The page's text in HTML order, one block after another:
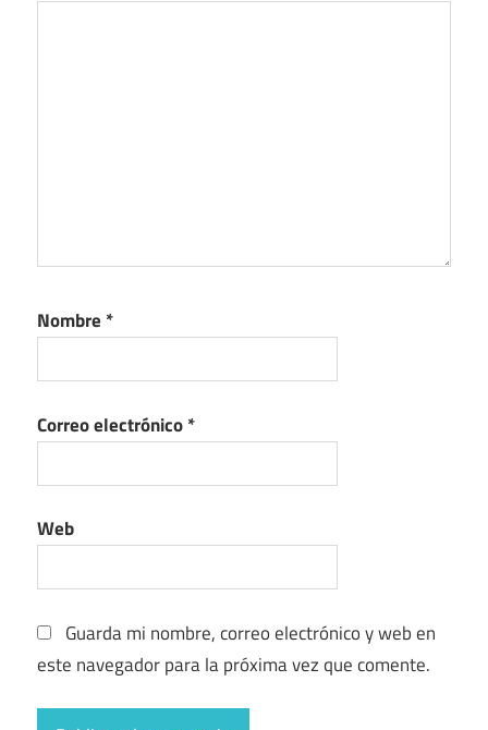
Nombre *
Correo electrónico*
Web
Guarda mi nombre, correo electrónico y web en
este navegador para la próxima vez que comente.